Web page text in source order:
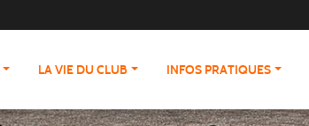
LA VIE DU CLUB INFOS PRATIQUES